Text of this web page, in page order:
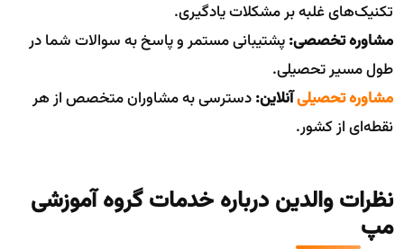
تکنیک‌های غلبه بر مشکلات یادگیری.
مشاوره تخصصی:پشتیبانی مستمر و پاسخ به سوالات شما در
طول مسیر تحصیلی.
مشاوره تحصیلیآنلاین:دسترسی به مشاوران متخصص از هر
نقطه‌ای از کشور.
نظرات والدین درباره خدمات گروه آموزشی
مپ